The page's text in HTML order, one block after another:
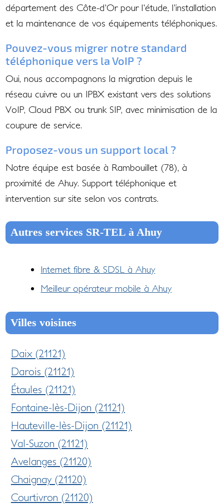
département des Côte-d'Or pour l'étude, l'installation
et la maintenance de vos équipements téléphoniques.
Pouvez-vous migrer notre standard
téléphonique vers la VoIP ?
Oui, nous accompagnons la migration depuis le
réseau cuivre ou un IPBX existant vers des solutions
VoIP, Cloud PBX ou trunk SIP, avec minimisation de la
coupure de service.
Proposez-vous un support local ?
Notre équipe est basée à Rambouillet (78), à
proximité de Ahuy. Support téléphonique et
intervention sur site selon vos contrats.
Autres services SR-TEL à Ahuy
Internet fibre & SDSL à Ahuy
Meilleur opérateur mobile à Ahuy
Villes voisines
Daix (21121)
Darois (21121)
Étaules (21121)
Fontaine-lès-Dijon (21121)
Hauteville-lès-Dijon (21121)
Val-Suzon (21121)
Avelanges (21120)
Chaignay (21120)
Courtivron (21120)